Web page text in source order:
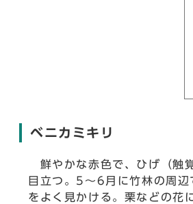
ベニカミキリ
鮮やかな赤色で、ひげ（触
目立つ。5～6月に竹林の周辺
をよく見かける。栗などの花